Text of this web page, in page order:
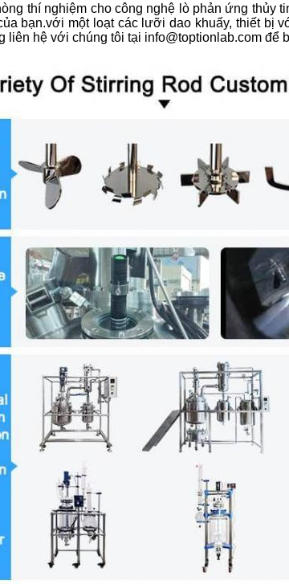
thí nghiệm cho công nghệ lò phản ứng thủy
bạn.với một loạt các lưỡi dao khuấy, thiết bị
liên hệ với chúng tôi tại info@toptionlab.com để